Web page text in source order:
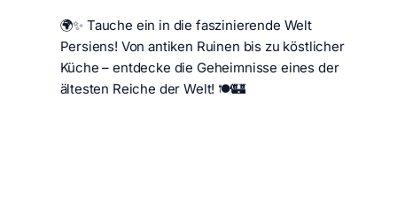
🌍✨ Tauche ein in die faszinierende Welt
Persiens! Von antiken Ruinen bis zu köstlicher
Küche – entdecke die Geheimnisse eines der
ältesten Reiche der Welt! 🍽️🏰